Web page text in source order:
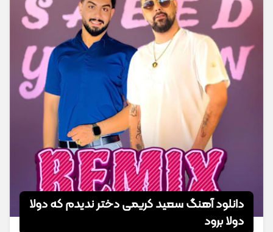
دانلود آهنگ سعید کریمی دختر ندیدم که دولا
دولا برود